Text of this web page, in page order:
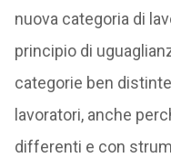
nuova categoria di
principio di
categorie ben
lavoratori, anche
differenti e con